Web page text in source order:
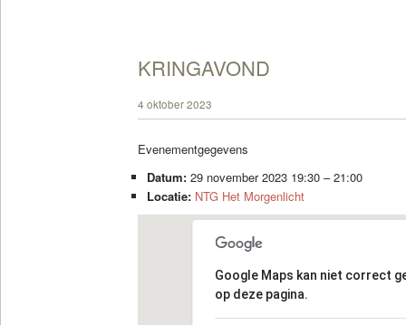
KRINGAVOND
4 oktober 2023
Evenementgegevens
Datum: 29 november 2023 19:30–21:00
Locatie: NTG Het Morgenlicht
Google Maps kan niet correct
op deze pagina.